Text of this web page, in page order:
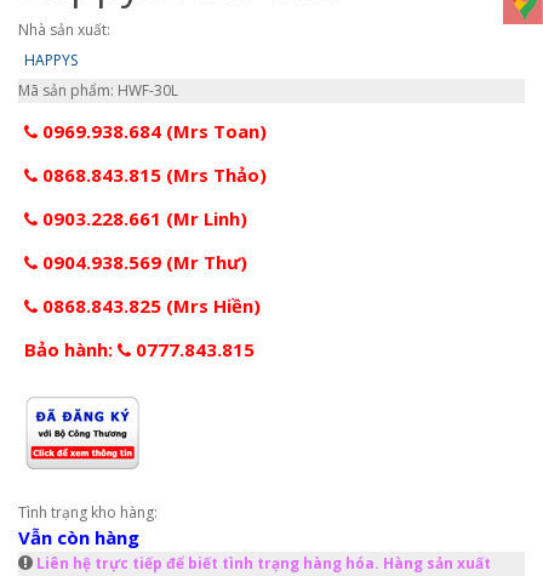
Nhà sản xuất:
HAPPYS
Mã sản phẩm: HWF-30L
0969.938.684 (Mrs Toan)
0868.843.815 (Mrs Thảo)
0903.228.661 (Mr Linh)
0904.938.569 (Mr Thư)
0868.843.825 (Mrs Hiền)
Bảo hành:
0777.843.815
Tình trạng kho hàng:
Vẫn còn hàng
Liên hệ trực tiếp để biết tình trạng hàng hóa. Hàng sản xuất